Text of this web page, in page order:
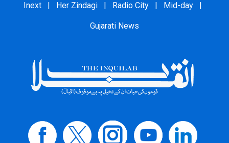
Inext Her Zindagi Radio City Mid-day
Gujarati News